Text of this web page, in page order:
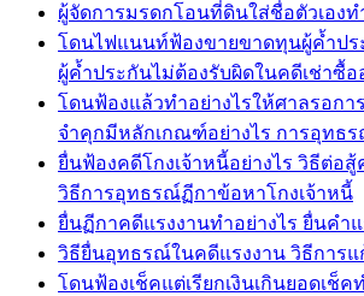
ผู้จัดการมรดกโอนที่ดินใส่ชื่อตัวเอง
โดนไฟแนนท์ฟ้องขายขาดทุนผู้ค้ำปร
ผู้ค้ำประกันไม่ต้องรับผิดในคดีเช่าซื้อ
โดนฟ้องแล้วทำอย่างไรให้ศาลรอก
จำคุกมีหลักเกณฑ์อย่างไร การอุทธ
ยื่นฟ้องคดีโกงเจ้าหนี้อย่างไร วิธีต่อ
วิธีการอุทธรณ์ฏีกาข้อหาโกงเจ้าหนี้
ยื่นฏีกาคดีแรงงานทำอย่างไร ยื่นค
วิธียื่นอุทธรณ์ในคดีแรงงาน วิธีการ
โดนฟ้องเช็คแต่เรียกเงินเกินยอดเช็